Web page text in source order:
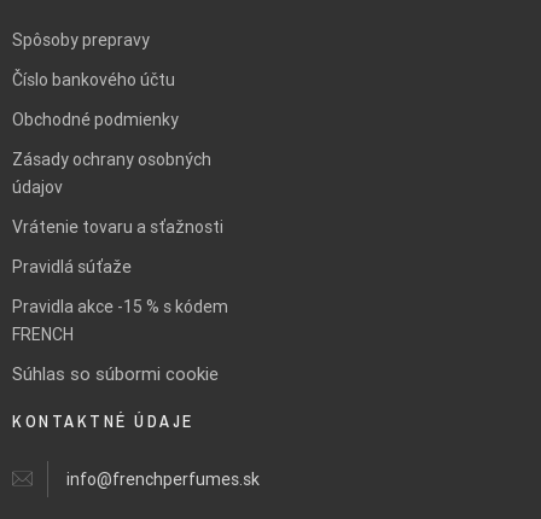
Spôsoby prepravy
Číslo bankového účtu
Obchodné podmienky
Zásady ochrany osobných
údajov
Vrátenie tovaru a sťažnosti
Pravidlá súťaže
Pravidla akce -15 % s kódem
FRENCH
Súhlas so súbormi cookie
KONTAKTNÉ ÚDAJE
info@frenchperfumes.sk